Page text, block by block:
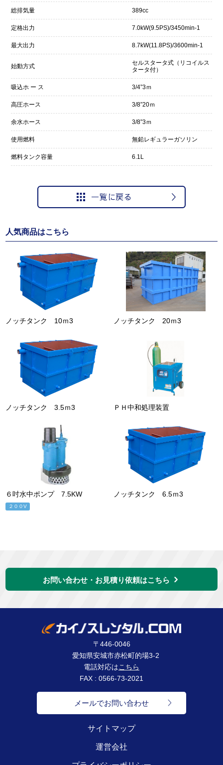
総排気量 389cc
定格出力 7.0kW(9.5PS)/3450min-1
最大出力 8.7kW(11.8PS)/3600min-1
始動方式
セルスタータ式（リコイルス
タータ付）
吸込ホ ー ス 3/4”3ｍ
高圧ホース 3/8”20ｍ
余水ホース 3/8”3ｍ
使用燃料 無鉛レギュラーガソリン
燃料タンク容量 6.1L
人気商品はこちら
ノッチタンク 10ｍ3 ノッチタンク 20ｍ3
ノッチタンク 3.5ｍ3 ＰＨ中和処理装置
６吋水中ポンプ 7.5KW
２００V
ノッチタンク 6.5ｍ3
お問い合わせ・お見積り依頼はこちら
〒446-0046
愛知県安城市赤松町的場3-2
電話対応はこちら
FAX : 0566-73-2021
メールでお問い合わせ
サイトマップ
運営会社